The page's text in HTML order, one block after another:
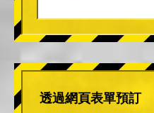
透過網頁表單預訂